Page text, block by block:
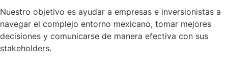
Nuestro objetivo es ayudar a empresas e inversionistas a
navegar el complejo entorno mexicano, tomar mejores
decisiones y comunicarse de manera efectiva con sus
stakeholders.